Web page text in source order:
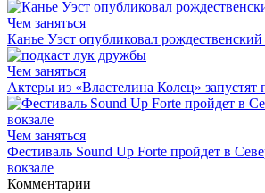
Чем заняться
Канье Уэст опубликовал
Чем заняться
Актеры из «Властелина Колец» запустят
Чем заняться
Фестиваль Sound Up Forte пройдет в
вокзале
Комментарии